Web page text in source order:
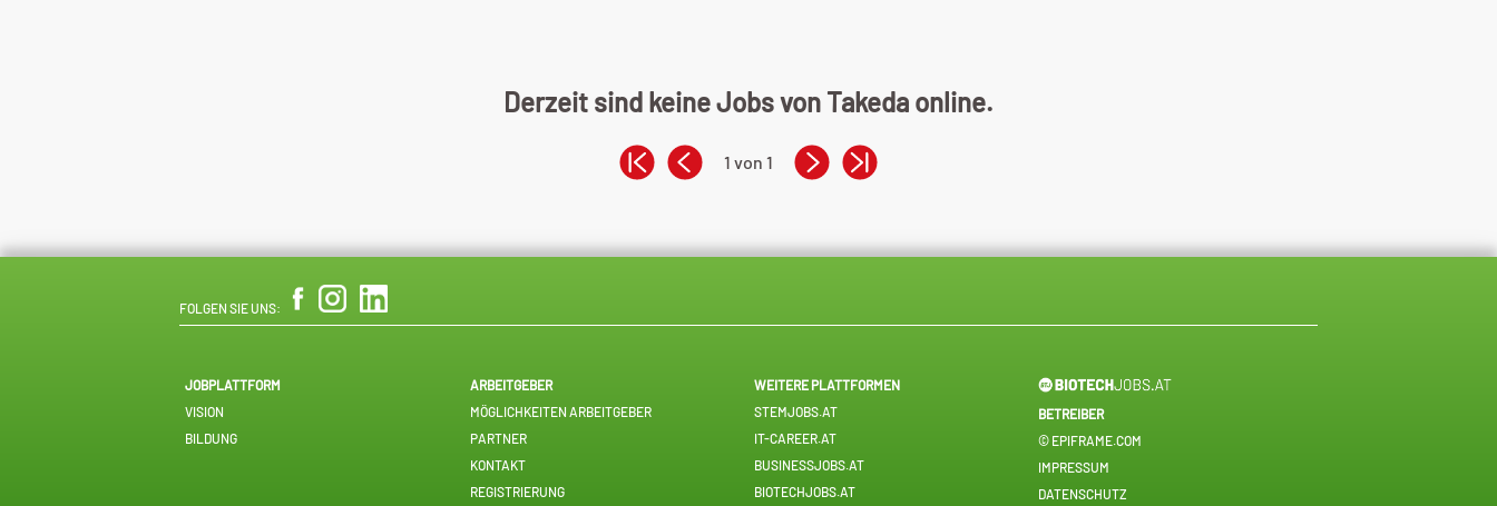
Derzeit sind keine Jobs von Takeda online.
1 von 1
FOLGEN SIE UNS:
JOBPLATTFORM
VISION
BILDUNG
ARBEITGEBER
MÖGLICHKEITEN ARBEITGEBER
PARTNER
KONTAKT
REGISTRIERUNG
WEITERE PLATTFORMEN
STEMJOBS.AT
IT-CAREER.AT
BUSINESSJOBS.AT
BIOTECHJOBS.AT
BETREIBER
© EPIFRAME.COM
IMPRESSUM
DATENSCHUTZ